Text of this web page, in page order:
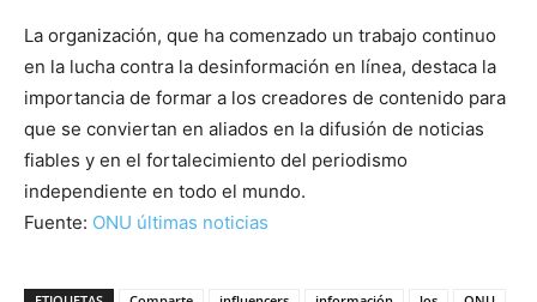
La organización, que ha comenzado un trabajo continuo
en la lucha contra la desinformación en línea, destaca la
importancia de formar a los creadores de contenido para
que se conviertan en aliados en la difusión de noticias
fiables y en el fortalecimiento del periodismo
independiente en todo el mundo.
Fuente: ONU últimas noticias